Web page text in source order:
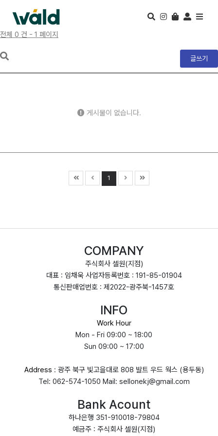
전체 0 건 - 1 페이지
글쓰기
게시물이 없습니다.
1
COMPANY
주식회사 셀원(지점)
대표 : 임채욱 사업자등록번호 : 191-85-01904
통신판매업번호 : 제2022-광주북-1457호
INFO
Work Hour
Mon - Fri 09:00 ~ 18:00
Sun 09:00 ~ 17:00
Address : 광주 북구 빛고을대로 808 발트 우드 웍스 (용두동)
Tel: 062-574-1050 Mail: sellonekj@gmail.com
Bank Acount
하나은행 351-910018-79804
예금주 : 주식회사 셀원(지점)